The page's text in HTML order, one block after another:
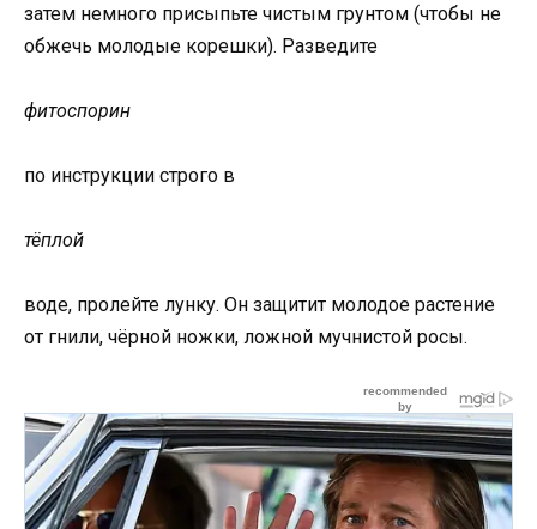
затем немного присыпьте чистым грунтом (чтобы не
обжечь молодые корешки). Разведите
фитоспорин
по инструкции строго в
тёплой
воде, пролейте лунку. Он защитит молодое растение
от гнили, чёрной ножки, ложной мучнистой росы.